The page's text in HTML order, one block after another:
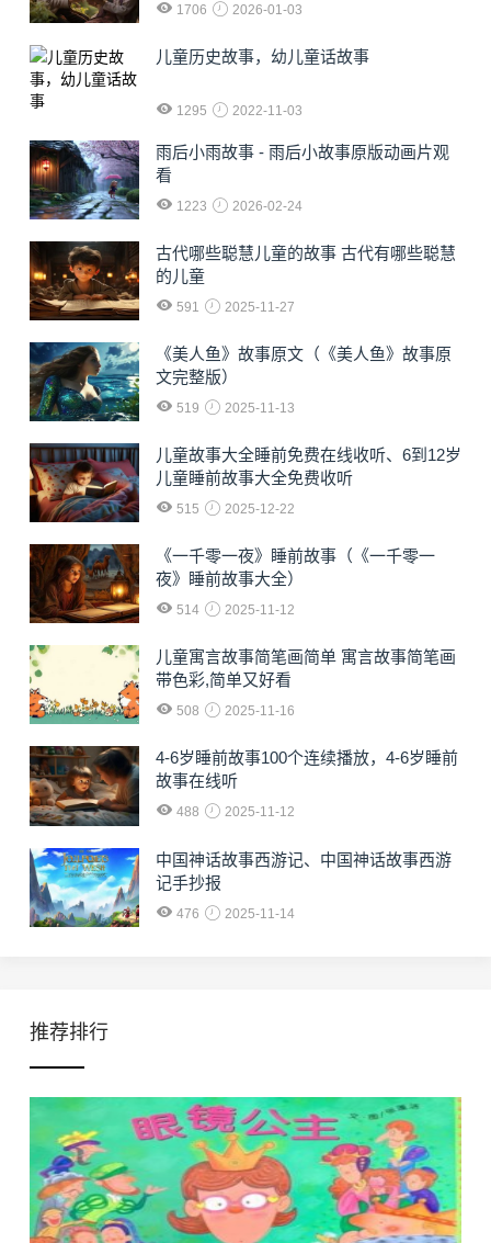
1706 2026-01-03
儿童历史故事，幼儿童话故事
1295 2022-11-03
雨后小雨故事 - 雨后小故事原版动画片观
看
1223 2026-02-24
古代哪些聪慧儿童的故事 古代有哪些聪慧
的儿童
591 2025-11-27
《美人鱼》故事原文（《美人鱼》故事原
文完整版）
519 2025-11-13
儿童故事大全睡前免费在线收听、6到12岁
儿童睡前故事大全免费收听
515 2025-12-22
《一千零一夜》睡前故事（《一千零一
夜》睡前故事大全）
514 2025-11-12
儿童寓言故事简笔画简单 寓言故事简笔画
带色彩,简单又好看
508 2025-11-16
4-6岁睡前故事100个连续播放，4-6岁睡前
故事在线听
488 2025-11-12
中国神话故事西游记、中国神话故事西游
记手抄报
476 2025-11-14
推荐排行